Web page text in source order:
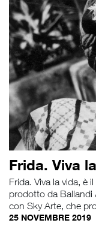
Frida. Viva
Frida. Viva la vida, è
prodotto da Ballandi
con Sky Arte, che
25 NOVEMBRE 2019